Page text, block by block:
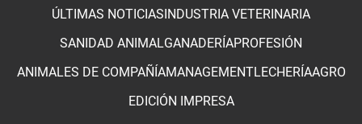
ÚLTIMAS NOTICIAS INDUSTRIA VETERINARIA
SANIDAD ANIMALGANADERÍAPROFESIÓN
ANIMALES DE COMPAÑÍAMANAGEMENTLECHERÍAAGRO
EDICIÓN IMPRESA